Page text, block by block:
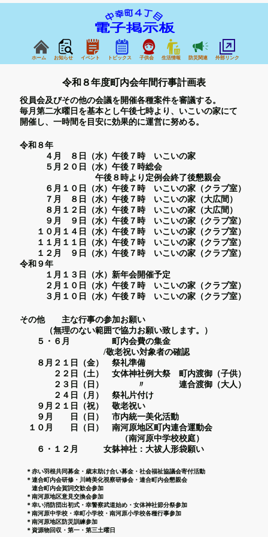
ホーム お知らせ イベント トピックス 子供会 生活情報 防災関連 外部リンク
令和８年度町内会年間行事計画表
役員会及びその他の会議を開催各種案件を審議する。
毎月第二水曜日を基本とし午後七時より、いこいの家にて
開催し、一時間を目安に効果的に運営に努める。
令和８年
４月 ８日（水）午後７時 いこいの家
５月２０日（水）午後７時総会
午後８時より定例会終了後懇親会
６月１０日（水）午後７時 いこいの家（クラブ室）
７月 ８日（水）午後７時 いこいの家（大広間）
８月１２日（水）午後７時 いこいの家（大広間）
９月 ９日（水）午後７時 いこいの家（クラブ室）
１０月１４日（水）午後７時 いこいの家（クラブ室）
１１月１１日（水）午後７時 いこいの家（クラブ室）
１２月 ９日（水）午後７時 いこいの家（クラブ室）
令和９年
１月１３日（水）新年会開催予定
２月１０日（水）午後７時 いこいの家（クラブ室）
３月１０日（水）午後７時 いこいの家（クラブ室）
その他 主な行事の参加お願い
（無理のない範囲で協力お願い致します。）
５・６月 町内会費の集金
/敬老祝い対象者の確認
８月２１日（金） 祭礼準備
２２日（土） 女体神社例大祭 町内渡御（子供）
２３日（日） 〃 連合渡御（大人）
２４日（月） 祭礼片付け
９月２１日（祝） 敬老祝い
９月 日（日） 市内統一美化活動
１０月 日（日） 南河原地区町内連合運動会
（南河原中学校校庭）
６・１２月 女躰神社：大祓人形袋願い
＊赤い羽根共同募金・歳末助け合い募金・社会福祉協議会寄付活動
＊連合町内会研修・川崎美化視察研修会・連合町内会懇親会
連合町内会賀詞交歓会参加
＊南河原地区意見交換会参加
＊幸い消防団出初式・幸警察武道始め・女体神社節分祭参加
＊南河原中学校・幸町小学校・南河原小学校各種行事参加
＊南河原地区防災訓練参加
＊資源物回収・第一・第三土曜日